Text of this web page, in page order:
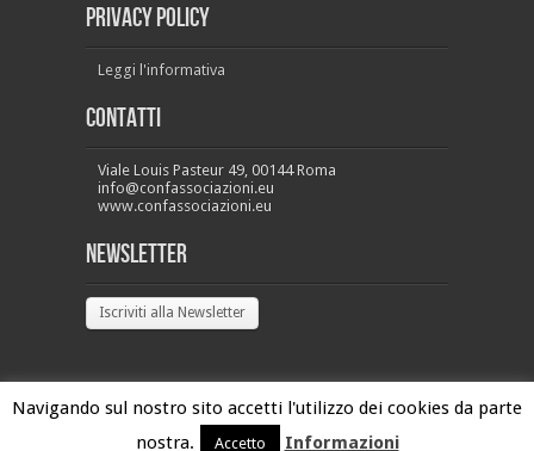
PRIVACY POLICY
Leggi l'informativa
Contatti
Viale Louis Pasteur 49, 00144 Roma
info@confassociazioni.eu
www.confassociazioni.eu
Newsletter
Iscriviti alla Newsletter
Navigando sul nostro sito accetti l'utilizzo dei cookies da parte
nostra.
Accetto Informazioni